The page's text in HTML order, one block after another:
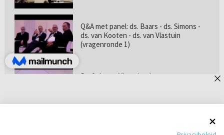
Q&A met panel: ds. Baars - ds. Simons -
ds. van Kooten - ds. van Vlastuin
(vragenronde 1)
Prof. dr. van Vlastuin - Is